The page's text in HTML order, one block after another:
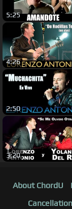
5:25
4:26
2:50
3:20
About ChordU